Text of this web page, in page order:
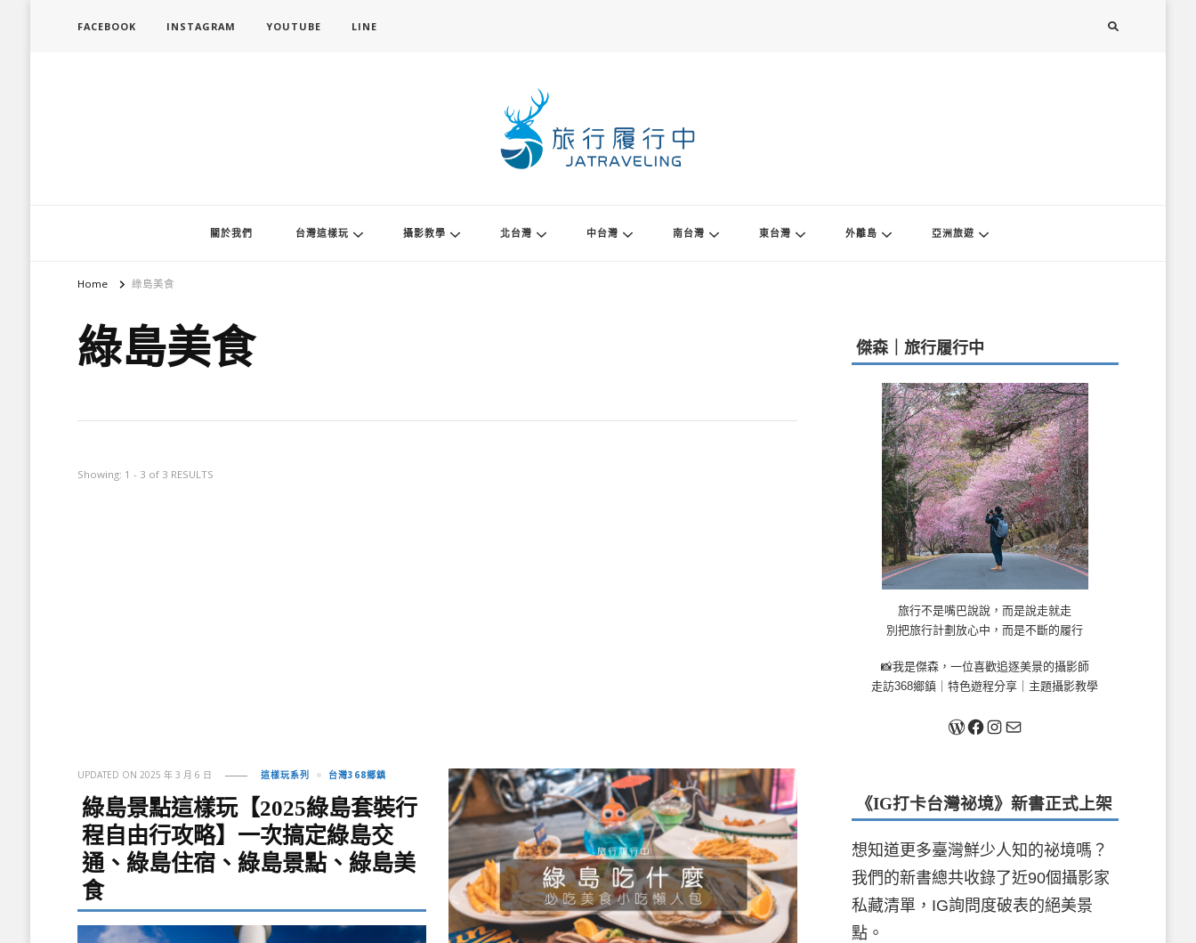
FACEBOOK INSTAGRAM YOUTUBE LINE
關於我們 台灣這樣玩 攝影教學 北台灣 中台灣 南台灣 東台灣 外離島 亞洲旅遊
Home 綠島美食
綠島美食
Showing: 1 - 3 of 3 RESULTS
UPDATED ON2025 年 3 月 6 日 這樣玩系列 台灣368鄉鎮
綠島景點這樣玩【2025綠島套裝行
程自由行攻略】一次搞定綠島交
通、綠島住宿、綠島景點、綠島美
食
傑森｜旅行履行中
旅行不是嘴巴說說，而是說走就走
別把旅行計劃放心中，而是不斷的履行
📸我是傑森，一位喜歡追逐美景的攝影師
走訪368鄉鎮｜特色遊程分享｜主題攝影教學
關於我 Facebook
Instagram
《IG打卡台灣祕境》新書正式上架
想知道更多臺灣鮮少人知的祕境嗎？
我們的新書總共收錄了近90個攝影家
私藏清單，IG詢問度破表的絕美景
點。